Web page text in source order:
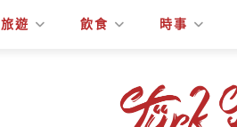
旅遊 飲食 時事